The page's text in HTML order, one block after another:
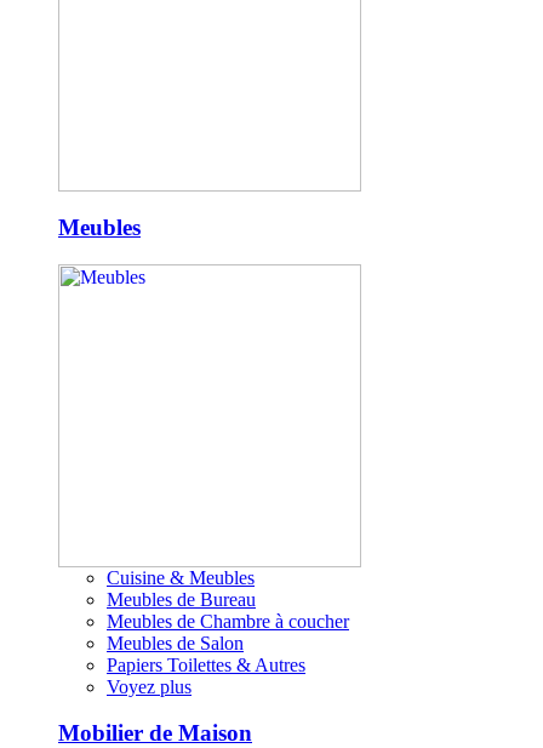
Meubles
Cuisine & Meubles
Meubles de Bureau
Meubles de Chambre à coucher
Meubles de Salon
Papiers Toilettes & Autres
Voyez plus
Mobilier de Maison